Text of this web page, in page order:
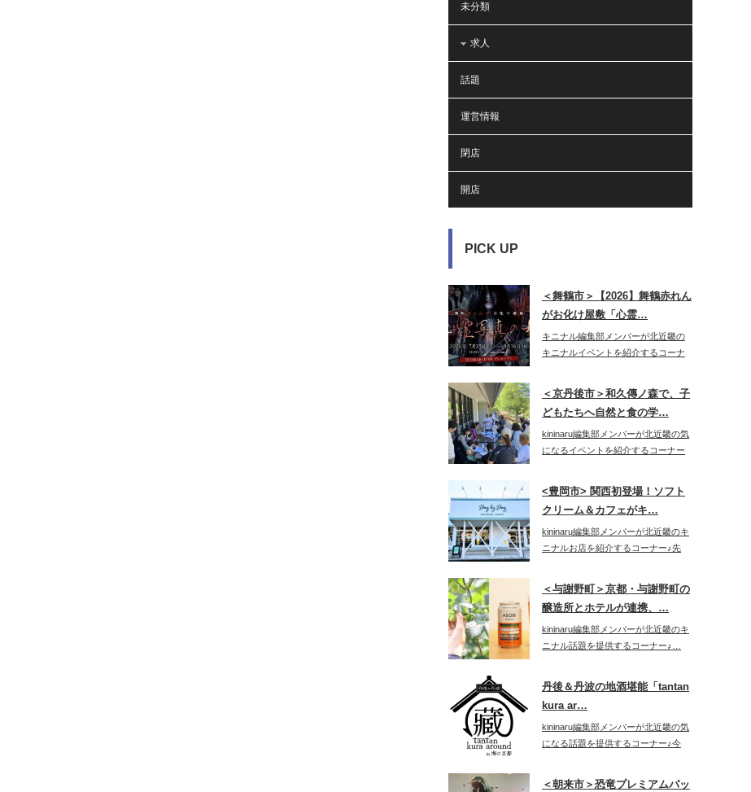
未分類
求人
話題
運営情報
閉店
開店
PICK UP
＜舞鶴市＞【2026】舞鶴赤れん
がお化け屋敷「心霊…
キニナル編集部メンバーが北近畿の
キニナルイベントを紹介するコーナ
＜京丹後市＞和久傳ノ森で、子
どもたちへ自然と食の学…
kininaru編集部メンバーが北近畿の気
になるイベントを紹介するコーナー
<豊岡市> 関西初登場！ソフト
クリーム＆カフェがキ…
kininaru編集部メンバーが北近畿のキ
ニナルお店を紹介するコーナー♪先
＜与謝野町＞京都・与謝野町の
醸造所とホテルが連携、…
kininaru編集部メンバーが北近畿のキ
ニナル話題を提供するコーナー♪…
丹後＆丹波の地酒堪能「tantan
kura ar…
kininaru編集部メンバーが北近畿の気
になる話題を提供するコーナー♪今
＜朝来市＞恐竜プレミアムパッ